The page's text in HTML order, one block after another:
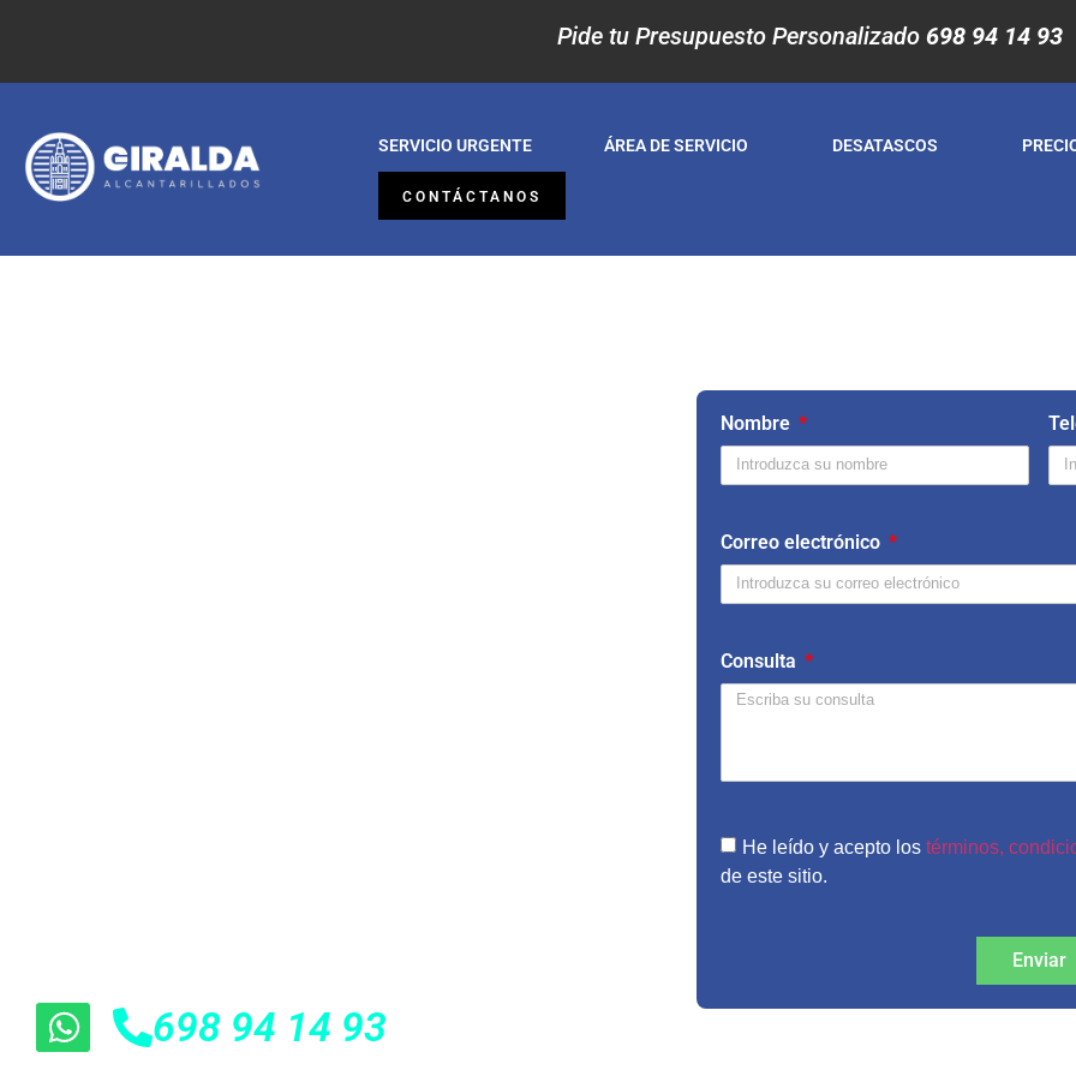
Pide tu Presupuesto Personalizado 698 94 14 93
SERVICIO URGENTE ÁREA DE SERVICIO DESATASCOS
CONTÁCTANOS
698 94 14 93
Nombre
Correo electrónico
Consulta
He leído y acepto los términos,
de este sitio.
Enviar